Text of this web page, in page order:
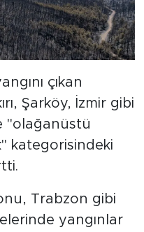
çıkan
Şarköy, İzmir gibi
"olağanüstü
kategorisindeki
Trabzon gibi
yangınlar